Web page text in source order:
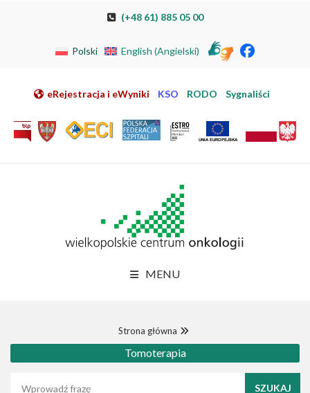
Przeskocz do nawigacji
Przejdź do mapy strony
Przejdź do elektronicznej rejestracji pacjenta
(+48 61) 885 05 00
Polski English (Angielski)
eRejestracja i eWyniki KSO RODO Sygnaliści
MENU
Strona główna
Tomoterapia